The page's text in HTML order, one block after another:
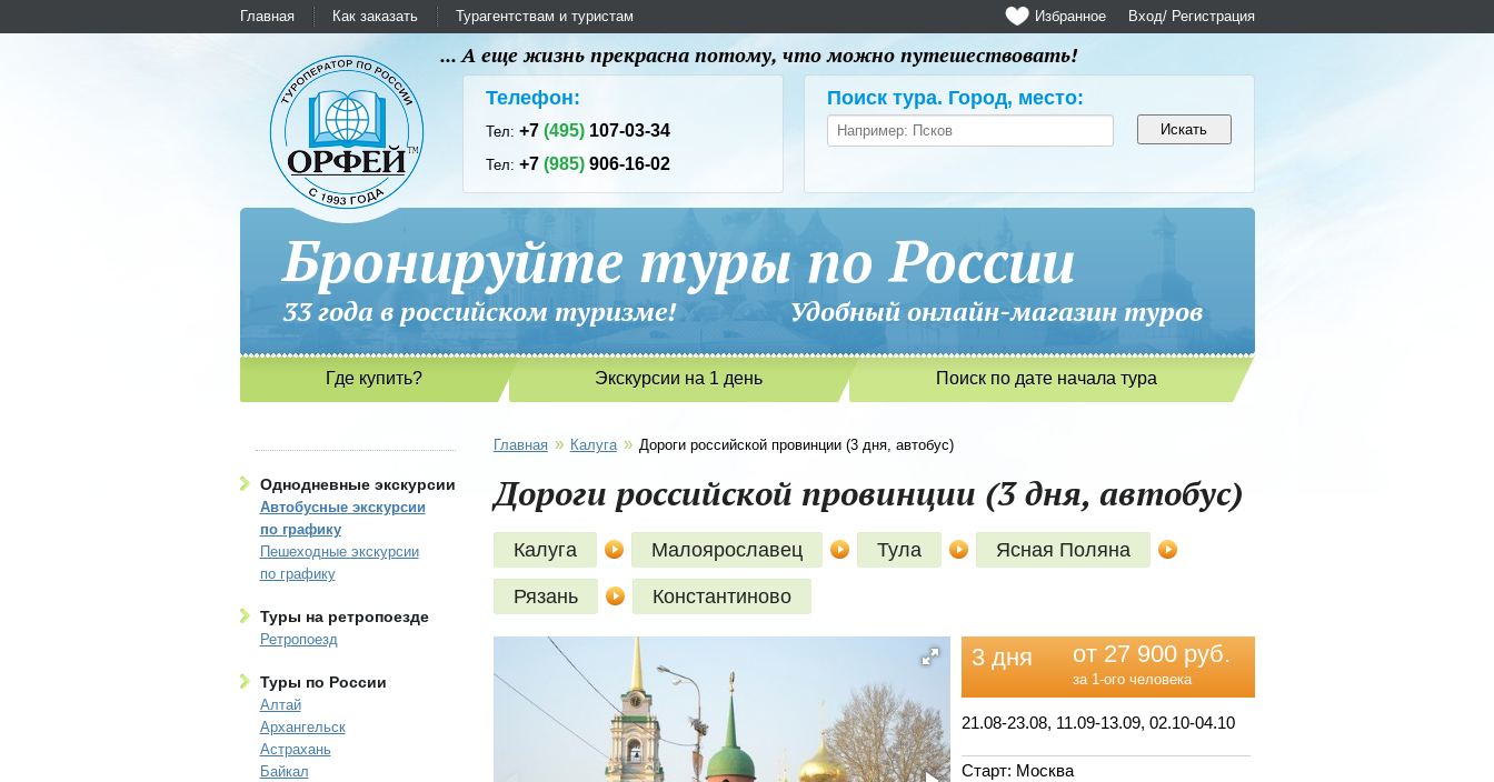
Главная Как заказать Турагентствам и туристам Вход/ Регистрация
Избранное
... А еще жизнь прекрасна потому, что можно путешествовать!
Телефон:
Тел:+7(495) 107-03-34
Тел:+7(985) 906-16-02
Поиск тура. Город, место:
Бронируйте туры по России
33 года в российском туризме! Удобный онлайн-магазин туров
Где купить? Экскурсии на 1 день Поиск по дате начала тура
Однодневные экскурсии
Автобусные экскурсии
по графику
Пешеходные экскурсии
по графику
Туры на ретропоезде
Ретропоезд
Туры по России
Алтай
Архангельск
Астрахань
Байкал
Главная » Калуга » Дороги российской провинции (3 дня, автобус)
Дороги российской провинции (3 дня, автобус)
Калуга Малоярославец Тула Ясная Поляна
Рязань Константиново
3 дня от 27 900 руб.
за 1-ого человека
21.08-23.08, 11.09-13.09, 02.10-04.10
Старт: Москва